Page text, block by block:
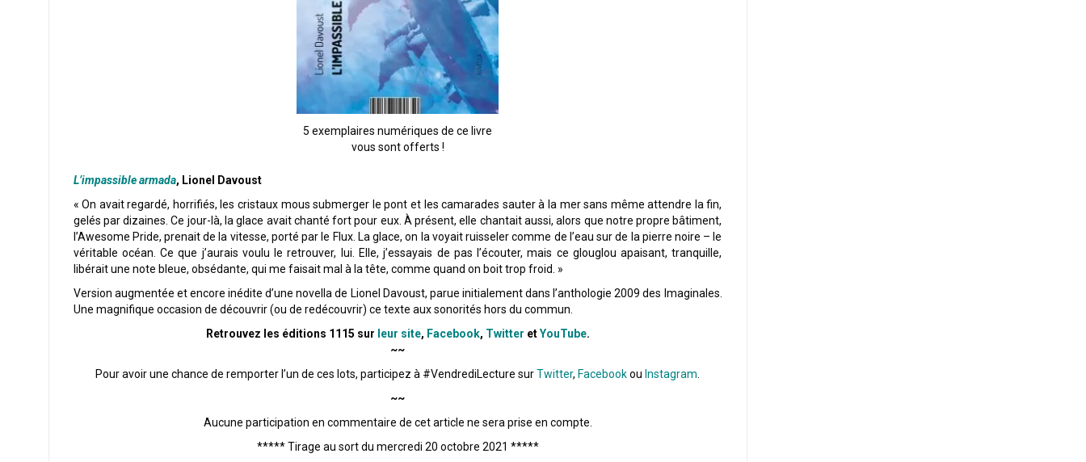
5 exemplaires numériques de ce livre
vous sont offerts !
L’impassible armada, Lionel Davoust
« On avait regardé, horrifiés, les cristaux mous submerger le pont et les camarades sauter à la mer sans même attendre la fin,
gelés par dizaines. Ce jour-là, la glace avait chanté fort pour eux. À présent, elle chantait aussi, alors que notre propre bâtiment,
l’Awesome Pride, prenait de la vitesse, porté par le Flux. La glace, on la voyait ruisseler comme de l’eau sur de la pierre noire – le
véritable océan. Ce que j’aurais voulu le retrouver, lui. Elle, j’essayais de pas l’écouter, mais ce glouglou apaisant, tranquille,
libérait une note bleue, obsédante, qui me faisait mal à la tête, comme quand on boit trop froid. »
Version augmentée et encore inédite d’une novella de Lionel Davoust, parue initialement dans l’anthologie 2009 des Imaginales.
Une magnifique occasion de découvrir (ou de redécouvrir) ce texte aux sonorités hors du commun.
Retrouvez les éditions 1115 sur leur site, Facebook, Twitter etYouTube.
~~
Pour avoir une chance de remporter l’un de ces lots, participez à #VendrediLecture surTwitter, Facebookou Instagram.
~~
Aucune participation en commentaire de cet article ne sera prise en compte.
***** Tirage au sort du mercredi 20 octobre 2021 *****